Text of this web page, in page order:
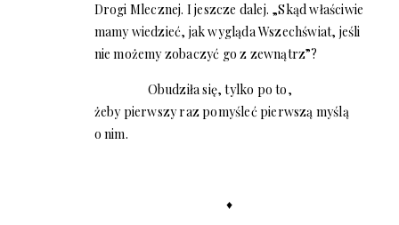
Drogi Mlecznej. I jeszcze dalej. „Skąd właściwie
mamy wiedzieć, jak wygląda Wszechświat, jeśli
nie możemy zobaczyć go z zewnątrz”?
Obudziła się, tylko po to,
żeby pierwszy raz pomyśleć pierwszą myślą
o nim.
♦